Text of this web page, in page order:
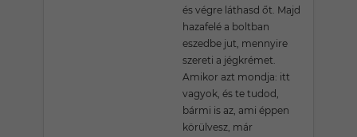
és végre láthasd őt. Majd
hazafelé a boltban
eszedbe jut, mennyire
szereti a jégkrémet.
Amikor azt mondja: itt
vagyok, és te tudod,
bármi is az, ami éppen
körülvesz, már